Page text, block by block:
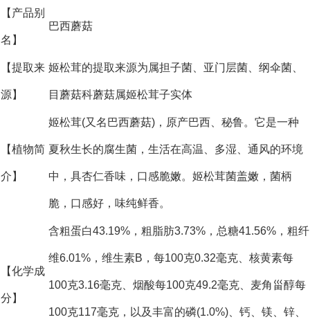
【产品别
名】
巴西蘑菇
【提取来
源】
姬松茸的提取来源为属担子菌、亚门层菌、纲伞菌、
目蘑菇科蘑菇属姬松茸子实体
【植物简
介】
姬松茸(又名巴西蘑菇)，原产巴西、秘鲁。它是一种
夏秋生长的腐生菌，生活在高温、多湿、通风的环境
中，具杏仁香味，口感脆嫩。姬松茸菌盖嫩，菌柄
脆，口感好，味纯鲜香。
【化学成
分】
含粗蛋白43.19%，粗脂肪3.73%，总糖41.56%，粗纤
维6.01%，维生素B，每100克0.32毫克、核黄素每
100克3.16毫克、烟酸每100克49.2毫克、麦角甾醇每
100克117毫克，以及丰富的磷(1.0%)、钙、镁、锌、